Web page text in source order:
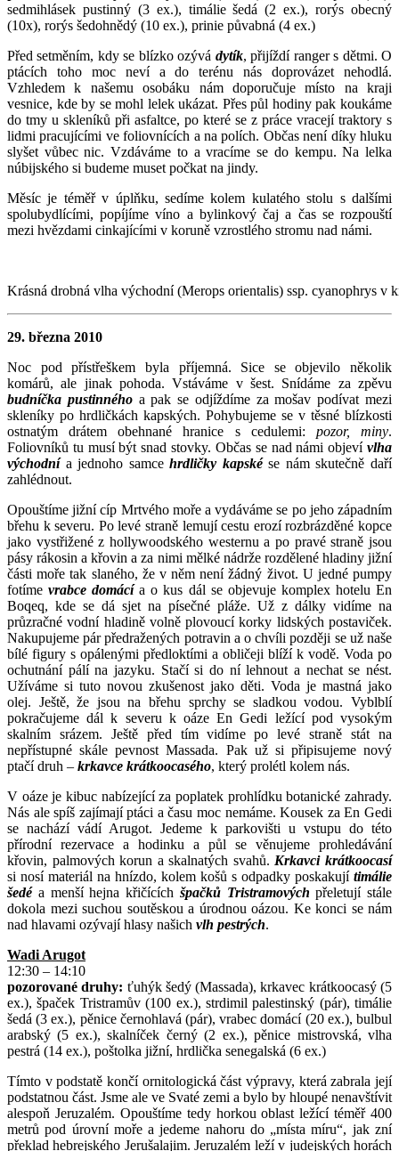
sedmihlásek pustinný (3 ex.), timálie šedá (2 ex.), rorýs obecný
(10x), rorýs šedohnědý (10 ex.), prinie půvabná (4 ex.)
Před setměním, kdy se blízko ozývá dytík, přijíždí ranger s dětmi. O
ptácích toho moc neví a do terénu nás doprovázet nehodlá.
Vzhledem k našemu osobáku nám doporučuje místo na kraji
vesnice, kde by se mohl lelek ukázat. Přes půl hodiny pak koukáme
do tmy u skleníků při asfaltce, po které se z práce vracejí traktory s
lidmi pracujícími ve foliovnících a na polích. Občas není díky hluku
slyšet vůbec nic. Vzdáváme to a vracíme se do kempu. Na lelka
núbijského si budeme muset počkat na jindy.
Měsíc je téměř v úplňku, sedíme kolem kulatého stolu s dalšími
spolubydlícími, popíjíme víno a bylinkový čaj a čas se rozpouští
mezi hvězdami cinkajícími v koruně vzrostlého stromu nad námi.
Krásná drobná vlha východní (Merops orientalis) ssp. cyanophrys v
29. března 2010
Noc pod přístřeškem byla příjemná. Sice se objevilo několik
komárů, ale jinak pohoda. Vstáváme v šest. Snídáme za zpěvu
budníčka pustinnéhoa pak se odjíždíme za mošav podívat mezi
skleníky po hrdličkách kapských. Pohybujeme se v těsné blízkosti
ostnatým drátem obehnané hranice s cedulemi: pozor, miny.
Foliovníků tu musí být snad stovky. Občas se nad námi objeví vlha
východnía jednoho samcehrdličky kapskése nám skutečně daří
zahlédnout.
Opouštíme jižní cíp Mrtvého moře a vydáváme se po jeho západním
břehu k severu. Po levé straně lemují cestu erozí rozbrázděné kopce
jako vystřižené z hollywoodského westernu a po pravé straně jsou
pásy rákosin a křovin a za nimi mělké nádrže rozdělené hladiny jižní
části moře tak slaného, že v něm není žádný život. U jedné pumpy
fotímevrabce domácía o kus dál se objevuje komplex hotelu En
Boqeq, kde se dá sjet na písečné pláže. Už z dálky vidíme na
průzračné vodní hladině volně plovoucí korky lidských postaviček.
Nakupujeme pár předražených potravin a o chvíli později se už naše
bílé figury s opálenými předloktími a obličeji blíží k vodě. Voda po
ochutnání pálí na jazyku. Stačí si do ní lehnout a nechat se nést.
Užíváme si tuto novou zkušenost jako děti. Voda je mastná jako
olej. Ještě, že jsou na břehu sprchy se sladkou vodou. Vyblblí
pokračujeme dál k severu k oáze En Gedi ležící pod vysokým
skalním srázem. Ještě před tím vidíme po levé straně stát na
nepřístupné skále pevnost Massada. Pak už si připisujeme nový
ptačí druh – krkavce krátkoocasého, který prolétl kolem nás.
V oáze je kibuc nabízející za poplatek prohlídku botanické zahrady.
Nás ale spíš zajímají ptáci a času moc nemáme. Kousek za En Gedi
se nachází vádí Arugot. Jedeme k parkovišti u vstupu do této
přírodní rezervace a hodinku a půl se věnujeme prohledávání
křovin, palmových korun a skalnatých svahů. Krkavci krátkoocasí
si nosí materiál na hnízdo, kolem košů s odpadky poskakují timálie
šedéa menší hejna křičících špačků Tristramových přeletují stále
dokola mezi suchou soutěskou a úrodnou oázou. Ke konci se nám
nad hlavami ozývají hlasy našich vlh pestrých.
Wadi Arugot
12:30 – 14:10
pozorované druhy: ťuhýk šedý (Massada), krkavec krátkoocasý (5
ex.), špaček Tristramův (100 ex.), strdimil palestinský (pár), timálie
šedá (3 ex.), pěnice černohlavá (pár), vrabec domácí (20 ex.), bulbul
arabský (5 ex.), skalníček černý (2 ex.), pěnice mistrovská, vlha
pestrá (14 ex.), poštolka jižní, hrdlička senegalská (6 ex.)
Tímto v podstatě končí ornitologická část výpravy, která zabrala její
podstatnou část. Jsme ale ve Svaté zemi a bylo by hloupé nenavštívit
alespoň Jeruzalém. Opouštíme tedy horkou oblast ležící téměř 400
metrů pod úrovní moře a jedeme nahoru do „místa míru“, jak zní
překlad hebrejského Jerušalajim. Jeruzalém leží v judejských horách